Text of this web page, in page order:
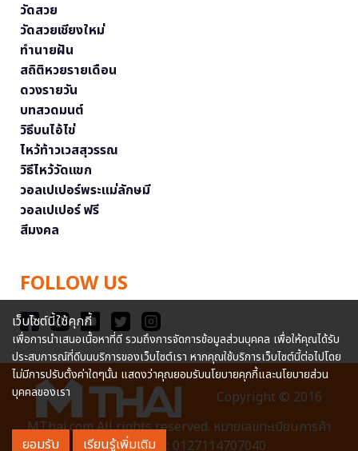
วัดสวย
วัดสวยเชียงใหม่
ทำนายฝัน
สถิติหวยรายเดือน
ดวงรายวัน
บทสวดมนต์
วิธีบนไอ้ไข่
ไหว้ท้าวเวสสุวรรณ
วิธีไหว้วัดแขก
วอลเปเปอร์พระแม่ลักษมี
วอลเปเปอร์ ฟรี
สีมงคล
FOLLOW US
Copyright © 2016
MThai.com All rights reserved. หมายเลขทะเบียนการค้า
อิเล็กทรอนิกส์ : 0127114707040
เว็บไซต์นี้ใช้คุกกี้
เพื่อการนำเสนอเนื้อหาที่ดี รวมถึงการจัดการข้อมูลส่วนบุคคล เพื่อให้คุณได้รับ
ประสบการณ์ที่ดีบนบริการของเว็บไซต์เรา หากคุณใช้บริการเว็บไซต์นี้ต่อไปโดย
ไม่มีการปรับตั้งค่าใดๆนั้น แสดงว่าคุณยอมรับนโยบายคุกกี้และนโยบายส่วน
บุคคลของเรา
ยอมรับ เรียนรู้เพิ่มเติม